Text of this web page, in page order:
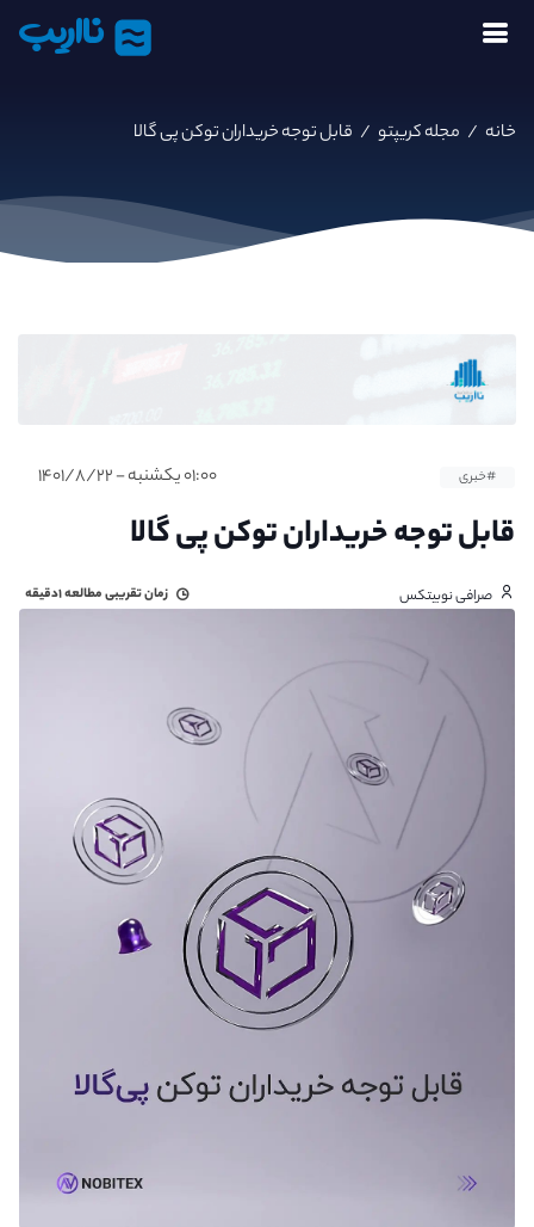
نااریب
خانه / مجله کریپتو / قابل توجه خریداران توکن پی گالا
#خبری ۰۱:۰۰ یکشنبه - ۱۴۰۱/۸/۲۲
قابل توجه خریداران توکن پی گالا
صرافی نوبیتکس زمان تقریبی مطالعه۱دقیقه